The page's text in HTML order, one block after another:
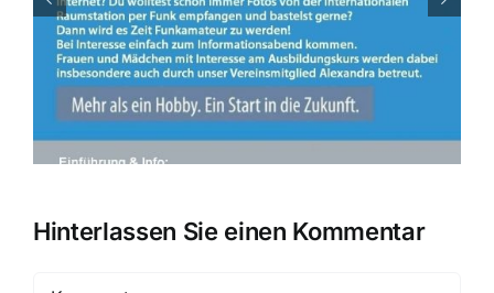
August OV Abend am 07.08.2026 in
Weichering
Hinterlassen Sie einen Kommentar